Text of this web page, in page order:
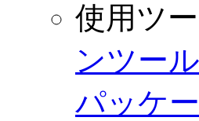
使用ツ
ンツール
パッケ